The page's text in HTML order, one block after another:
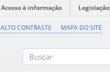
Acesso à informação Legislação
ALTO CONTRASTE MAPA DO SITE